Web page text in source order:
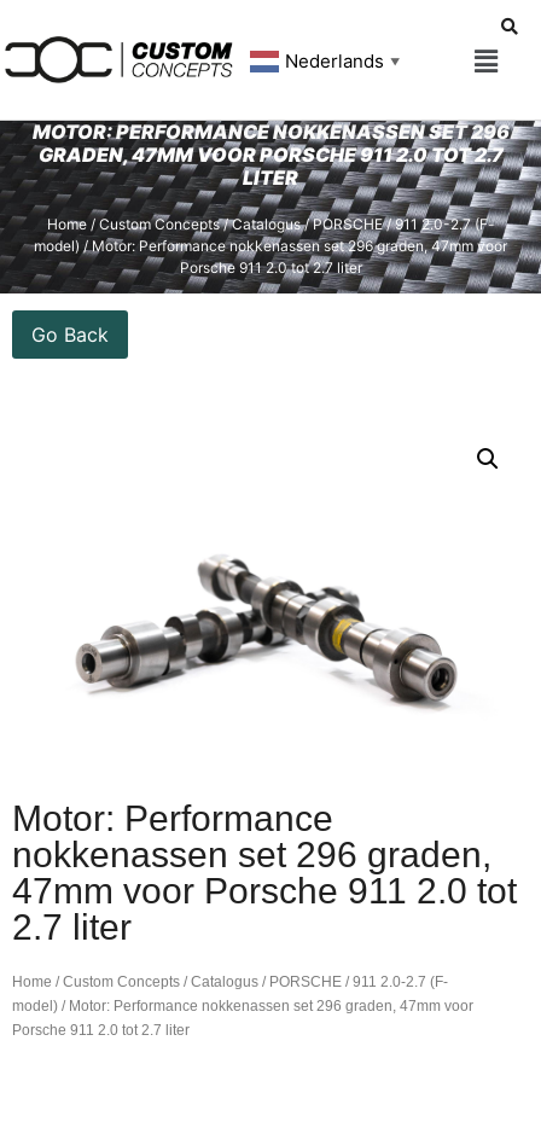
Nederlands ▼
MOTOR: PERFORMANCE NOKKENASSEN SET 296
GRADEN, 47MM VOOR PORSCHE 911 2.0 TOT 2.7
LITER
Home/ Custom Concepts/Catalogus/PORSCHE/911 2.0-2.7 (F-
model) / Motor: Performance nokkenassen set 296 graden, 47mm voor
Porsche 911 2.0 tot 2.7 liter
Go Back
Motor: Performance
nokkenassen set 296 graden,
47mm voor Porsche 911 2.0 tot
2.7 liter
Home /Custom Concepts /Catalogus / PORSCHE /911 2.0-2.7 (F-
model) / Motor: Performance nokkenassen set 296 graden, 47mm voor
Porsche 911 2.0 tot 2.7 liter